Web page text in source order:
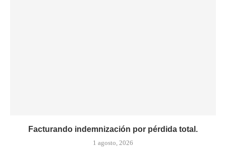
Facturando indemnización por pérdida total.
1 agosto, 2026